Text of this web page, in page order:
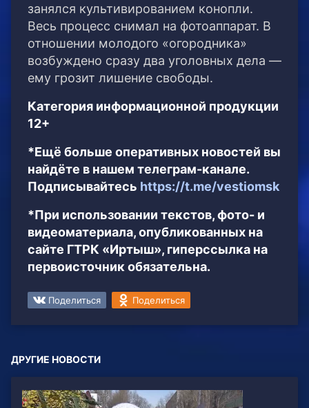
занялся культивированием конопли.
Весь процесс снимал на фотоаппарат. В
отношении молодого «огородника»
возбуждено сразу два уголовных дела —
ему грозит лишение свободы.
Категория информационной продукции
12+
*Ещё больше оперативных новостей вы
найдёте в нашем телеграм-канале.
Подписывайтесь https://t.me/vestiomsk
*При использовании текстов, фото- и
видеоматериала, опубликованных на
сайте ГТРК «Иртыш», гиперссылка на
первоисточник обязательна.
Поделиться Поделиться
ДРУГИЕ НОВОСТИ